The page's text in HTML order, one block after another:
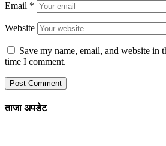
Email *
Website
Save my name, email, and website in
time I comment.
ताजा अपडेट